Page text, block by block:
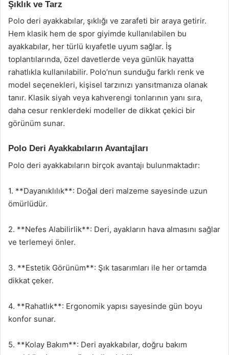
Şıklık ve Tarz
Polo deri ayakkabılar, şıklığı ve zarafeti bir araya getirir.
Hem klasik hem de spor giyimde kullanılabilen bu
ayakkabılar, her türlü kıyafetle uyum sağlar. İş
toplantılarında, özel davetlerde veya günlük hayatta
rahatlıkla kullanılabilir. Polo’nun sunduğu farklı renk ve
model seçenekleri, kişisel tarzınızı yansıtmanıza olanak
tanır. Klasik siyah veya kahverengi tonlarının yanı sıra,
daha cesur renklerdeki modeller de dikkat çekici bir
görünüm sunar.
Polo Deri Ayakkabıların Avantajları
Polo deri ayakkabıların birçok avantajı bulunmaktadır:
1. **Dayanıklılık**: Doğal deri malzeme sayesinde uzun
ömürlüdür.
2. **Nefes Alabilirlik**: Deri, ayakların hava almasını sağlar
ve terlemeyi önler.
3. **Estetik Görünüm**: Şık tasarımları ile her ortamda
dikkat çeker.
4. **Rahatlık**: Ergonomik yapısı sayesinde gün boyu
konfor sunar.
5. **Kolay Bakım**: Deri ayakkabılar, doğru bakım